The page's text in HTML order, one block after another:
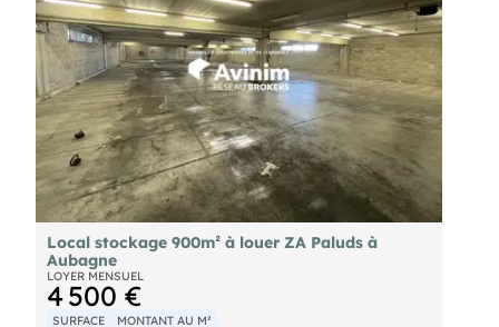
Local stockage 900m² à louer ZA Paluds à
Aubagne
LOYER MENSUEL
4 500 €
SURFACE MONTANT AU M²